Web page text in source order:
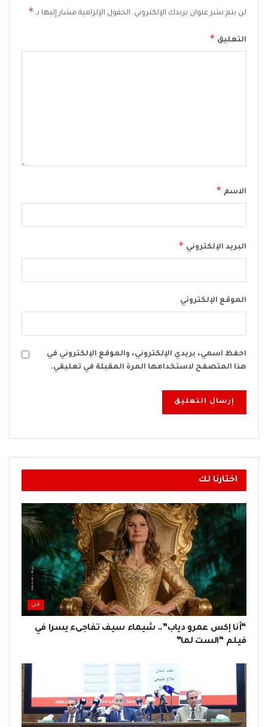
لن يتم نشر عنوان بريدك الإلكتروني. الحقول الإلزامية مشار إليها بـ *
التعليق *
الاسم *
البريد الإلكتروني *
الموقع الإلكتروني
احفظ اسمي، بريدي الإلكتروني، والموقع الإلكتروني في
هذا المتصفح لاستخدامها المرة المقبلة في تعليقي.
اختارنا لك
فن
“أنا إكس عمرو دياب”.. شيماء سيف تفاجىء يسرا في
فيلم “الست لما”